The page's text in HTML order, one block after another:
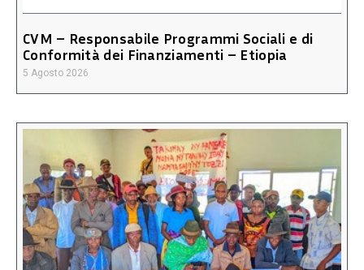
CVM – Responsabile Programmi Sociali e di
Conformità dei Finanziamenti – Etiopia
5 Agosto 2026